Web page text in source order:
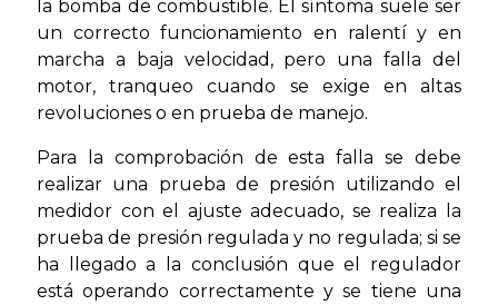
la bomba de combustible. El síntoma suele ser
un correcto funcionamiento en ralentí y en
marcha a baja velocidad, pero una falla del
motor, tranqueo cuando se exige en altas
revoluciones o en prueba de manejo.
Para la comprobación de esta falla se debe
realizar una prueba de presión utilizando el
medidor con el ajuste adecuado, se realiza la
prueba de presión regulada y no regulada; si se
ha llegado a la conclusión que el regulador
está operando correctamente y se tiene una